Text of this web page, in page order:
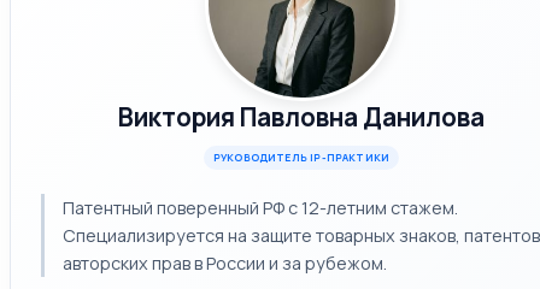
Виктория Павловна Данилова
РУКОВОДИТЕЛЬ IP-ПРАКТИКИ
Патентный поверенный РФ с 12-летним стажем.
Специализируется на защите товарных знаков,
авторских прав в России и за рубежом.